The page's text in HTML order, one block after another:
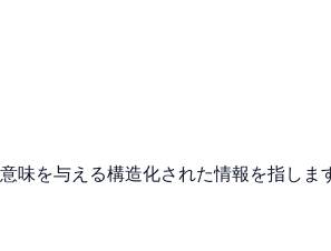
味を与える構造化された情報を指しま